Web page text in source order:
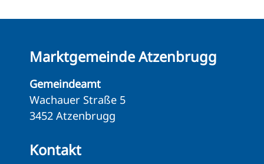
Marktgemeinde Atzenbrugg
Gemeindeamt
Wachauer Straße 5
3452 Atzenbrugg
Kontakt